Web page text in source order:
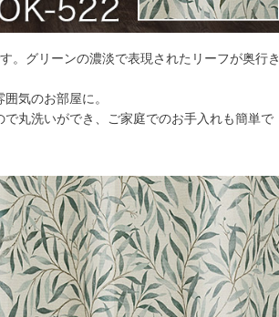
。グリーンの濃淡で表現されたリーフが奥行き
気のお部屋に。
丸洗いができ、ご家庭でのお手入れも簡単で